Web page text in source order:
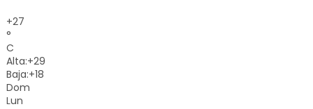
+27
°
C
Alta:+29
Baja:+18
Dom
Lun